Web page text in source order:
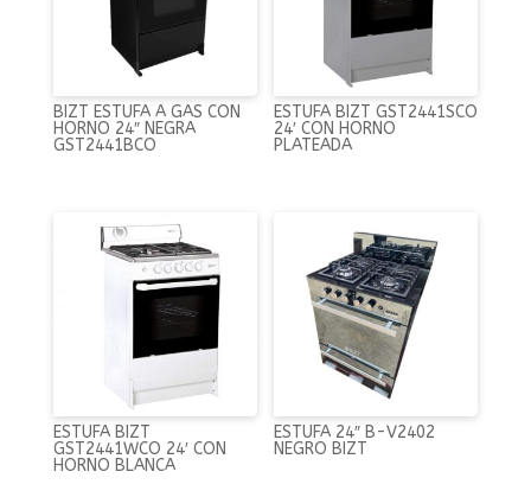
BIZT ESTUFA A GAS CON
HORNO 24″ NEGRA
GST2441BCO
ESTUFA BIZT GST2441SCO
24′ CON HORNO
PLATEADA
ESTUFA BIZT
GST2441WCO 24′ CON
HORNO BLANCA
ESTUFA 24″ B-V2402
NEGRO BIZT